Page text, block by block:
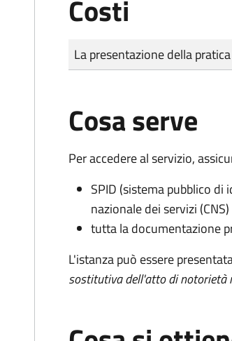
Costi
Tipo di pagamento
Importo
La presentazione della
Cosa serve
Per accedere al servizio,
SPID (sistema pubblico di
nazionale dei servizi (CNS)
tutta la documentazione
L'istanza può essere
sostitutiva dell'atto di notorietà